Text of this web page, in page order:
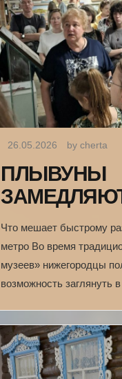
26.05.2026 by cherta
ПЛЫВУНЫ
Что мешает быстрому
метро Во время
музеев» нижегородцы
возможность заглянуть